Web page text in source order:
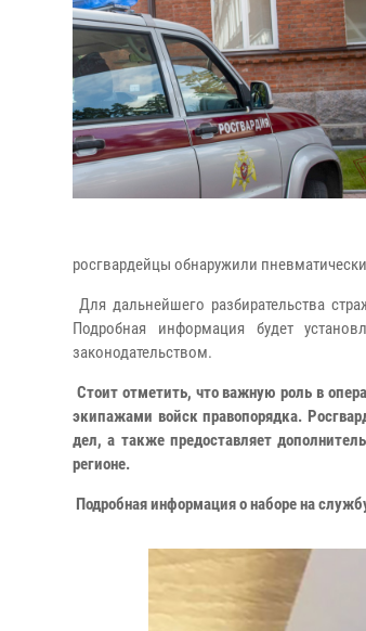
росгвардейцы обнаружили
Для дальнейшего разбирательства
Подробная информация будет
законодательством.
Стоит отметить, что важную роль в
экипажами войск правопорядка.
дел, а также предоставляет
регионе.
Подробная информация о наборе на